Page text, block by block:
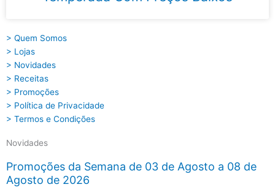
> Quem Somos
> Lojas
> Novidades
> Receitas
> Promoções
> Política de Privacidade
> Termos e Condições
Novidades
Promoções da Semana de 03 de Agosto a 08 de
Agosto de 2026